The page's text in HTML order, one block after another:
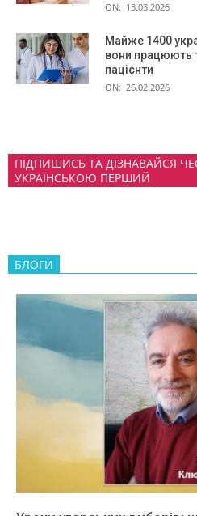
ON: 13.03.2026
Майже 1400
вони працюють
пацієнти
ON: 26.02.2026
ПІДПИШИСЬ ТА ДІЗНАВАЙСЯ
УКРАЇНСЬКОЮ ПЕРШИЙ
БЛОГИ